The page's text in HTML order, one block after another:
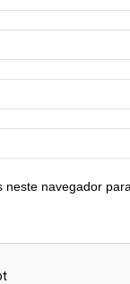
neste navegador